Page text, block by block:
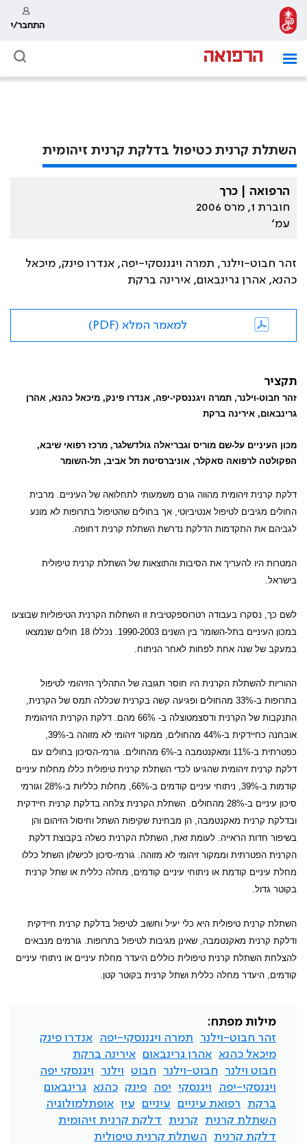
התחבר/י
השתלת קרנית כטיפול בדלקת קרנית זיהומית
הרפואה | כרך
חוברת 1, מרס 2006
עמ׳
זהר חבוט-וילנר, תמרה ויגננסקי-יפה, אנדרו פינק, מיכאל
כהנא, אהרן גרינבאום, אירינה ברקת
למאמר המלא (PDF)
תקציר
זהר חבוט-וילנר, תמרה ויגננסקי-יפה, אנדרו פינק, מיכאל כהנא, אהרן
גרינבאום, אירינה ברקת
מכון העיניים על-שם מוריס וגבריאלה גולדשלגר, מרכז רפואי שיבא,
הפקולטה לרפואה סאקלר, אוניברסיטת תל אביב, תל-השומר
דלקת קרנית זיהומית מהווה גורם משמעותי לתחלואה של העיניים. מרבית
החולים מגיבים לטיפול אנטיביוטי, אך בחולים שהטיפול בתרופות לא מונע
לגביהם את התקדמות הדלקת נדרשת השתלת קרנית דחופה.
המטרות היו להעריך את הסיבות והתוצאות של השתלת קרנית טיפולית
בישראל.
לשם כך, נסקרו בעבודה רטרוספקטיבית זו השתלות הקרנית הטיפוליות שבוצעו
במכון העיניים בתל-השומר בין השנים 1990-2003. נכללו 18 חולים שנמצאו
במעקב של שנה אחת לפחות לאחר הניתוח.
ההוריות להשתלת הקרנית היו חוסר תגובה של התהליך הזיהומי לטיפול
בתרופות ב-33% מהחולים ופגיעה קשה בקרנית שכללה תמס של הקרנית,
התנקבות של הקרנית ודסצמטוצלה ב- 66% מהם. דלקת הקרנית הזיהומית
אובחנה כחיידקית ב-44% מהחולים, ממקור זיהומי לא מזוהה ב-39%,
כפטרתית ב-11% ומאקנטמבה ב-6% מהחולים. גורמי-הסיכון בחולים עם
דלקת קרנית זיהומית שהגיעו לכדי השתלת קרנית טיפולית כללו מחלות עיניים
קודמות ב-39%, ניתוחי עיניים קודמים ב-66%, מחלות כלליות ב-28% וגורמי
סיכון עיניים ב-28% מהחולים. השתלת הקרנית צלחה בדלקת קרנית חיידקית
ובדלקת קרנית מאקנטמבה, הן מבחינת שקיפות השתל וחיסול הזיהום והן
בשיפור חדות הראייה. לעומת זאת, השתלת הקרנית כשלה בקבוצת דלקת
הקרנית הפטרתית וממקור זיהומי לא מזוהה. גורמי-סיכון לכישלון השתל כללו
מחלת עיניים קודמת או ניתוחי עיניים קודמים, מחלה כללית או שתל קרנית
בקוטר גדול.
השתלת קרנית טיפולית היא כלי יעיל וחשוב לטיפול בדלקת קרנית חיידקית
ודלקת קרנית מאקנטמבה, שאינן מגיבות לטיפול בתרופות. גורמים מנבאים
להצלחת השתלת קרנית טיפולית כוללים היעדר מחלת עיניים או ניתוחי עיניים
קודמים, היעדר מחלה כללית ושתל קרנית בקוטר קטן.
מילות מפתח:
זהר חבוט-וילנר
תמרה ויגננסקי-יפה
אנדרו פינק
מיכאל כהנא אהרן גרינבאום
אירינה ברקת
חבוט וילנר
חבוט-וילנר חבוט וילנר
ויגנסקי יפה
ויגנסקי-יפה
ויגנסקי יפה פינק כהנא
גרינבאום
ברקת
רפואת עיניים עיניים עין אופתלמולוגיה
השתלת קרנית
קרנית
דלקת קרנית זיהומית
דלקת קרנית
השתלת קרנית טיפולית